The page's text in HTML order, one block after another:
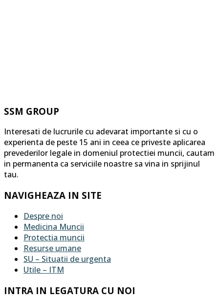
SSM GROUP
Interesati de lucrurile cu adevarat importante si cu o
experienta de peste 15 ani in ceea ce priveste aplicarea
prevederilor legale in domeniul protectiei muncii, cautam
in permanenta ca serviciile noastre sa vina in sprijinul
tau.
NAVIGHEAZA IN SITE
Despre noi
Medicina Muncii
Protectia muncii
Resurse umane
SU – Situatii de urgenta
Utile – ITM
INTRA IN LEGATURA CU NOI